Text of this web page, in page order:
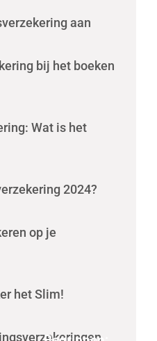
aan
bij het boeken
Wat is het
2024?
op je
het Slim!